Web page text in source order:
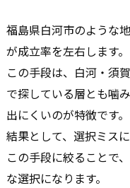
福島県白河市のような
が成立率を左右します。
この手段は、白河・須
で探している層とも噛
出にくいのが特徴です。
結果として、選択ミス
この手段に絞ることで
な選択になります。